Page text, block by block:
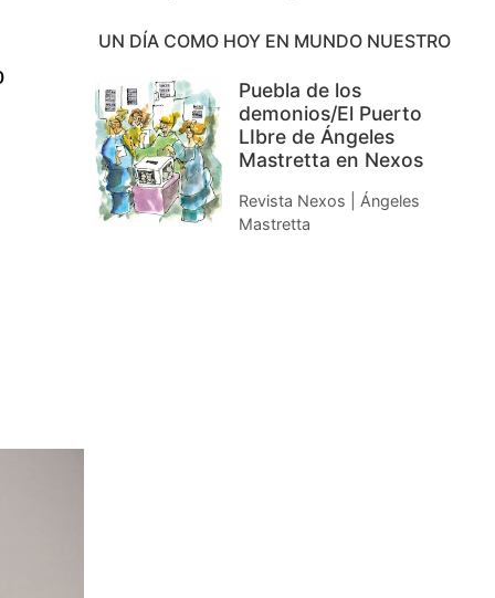
UN DÍA COMO HOY EN MUNDO NUESTRO
Puebla de los
demonios/El Puerto
LIbre de Ángeles
Mastretta en Nexos
Revista Nexos | Ángeles
Mastretta